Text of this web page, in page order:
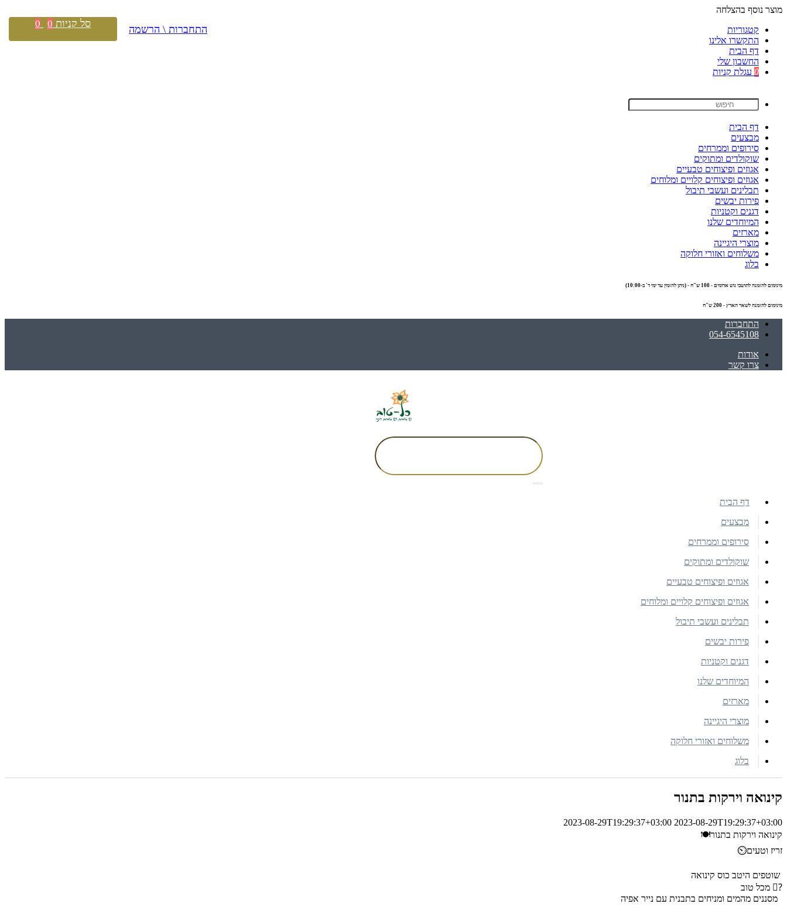
מוצר נוסף בהצלחה
קטגוריות
התקשרו אלינו
דף הבית
החשבון שלי
0 עגלת קניות
דף הבית
מבצעים
סירופים וממרחים
שוקולדים ומתוקים
אגוזים ופיצוחים טבעיים
אגוזים ופיצוחים קלויים ומלוחים
תבלינים ועשבי תיבול
פירות יבשים
דגנים וקטניות
המיוחדים שלנו
מארזים
מוצרי היגיינה
משלוחים ואזורי חלוקה
בלוג
מינימום להזמנה לתושבי גוש אדומים - 100 ש"ח - (ניתן להזמין עד ימי ד' ב-10:00)
מינימום להזמנה לשאר הארץ - 200 ש"ח
התחברות
054-6545108
אודות
צרו קשר
התחברות \ הרשמה סל קניות 0
0
דף הבית
מבצעים
סירופים וממרחים
שוקולדים ומתוקים
אגוזים ופיצוחים טבעיים
אגוזים ופיצוחים קלויים ומלוחים
תבלינים ועשבי תיבול
פירות יבשים
דגנים וקטניות
המיוחדים שלנו
מארזים
מוצרי היגיינה
משלוחים ואזורי חלוקה
בלוג
קינואה וירקות בתנור
2023-08-29T19:29:37+03:00 2023-08-29T19:29:37+03:00
קינואה וירקות בתנור🍽
זריז וטעים⏲
שוטפים היטב כוס קינואה
?🏼 מכל טוב
מסננים מהמים ומניחים בתבנית עם נייר אפיה